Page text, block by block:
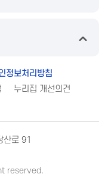
정보처리방침
누리집 개선의견
산로 91
reserved.